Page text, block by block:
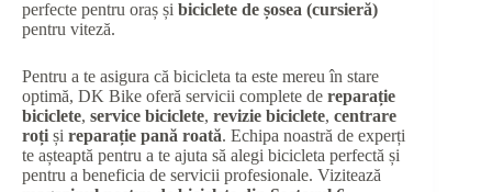
perfecte pentru oraș și biciclete de șosea (cursieră)
pentru viteză.
Pentru a te asigura că bicicleta ta este mereu în stare
optimă, DK Bike oferă servicii complete de reparație
biciclete, service biciclete, revizie biciclete, centrare
roți și reparație pană roată. Echipa noastră de experți
te așteaptă pentru a te ajuta să alegi bicicleta perfectă și
pentru a beneficia de servicii profesionale. Vizitează